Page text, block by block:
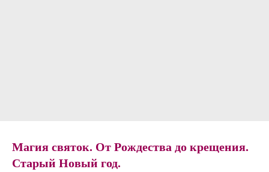
Магия святок. От Рождества до крещения.
Старый Новый год.